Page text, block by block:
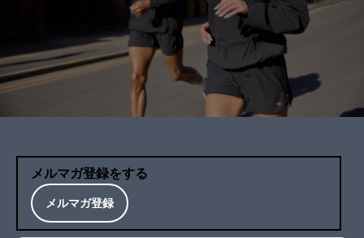
メルマガ登録をする
メルマガ登録